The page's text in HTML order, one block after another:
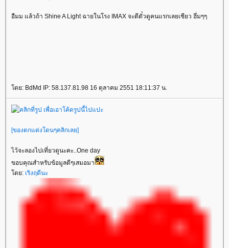
อืมม แล้วถ้า Shine A Light ฉายในโรง IMAX จะตีตั๋วดูคนแรกเลยเชียว ฮึ่มๆๆ
ดย: BdMd IP: 58.137.81.98 16 ตุลาคม 2551 18:11:37 น.
[ของตกแต่งโดนๆคลิกเลย]
ไว้จะลองไปเที่ยวดูนะคะ..One day
ขอบคุณสำหรับข้อมูลดีๆเสมอมา
ดย: เริงฤดีนะ